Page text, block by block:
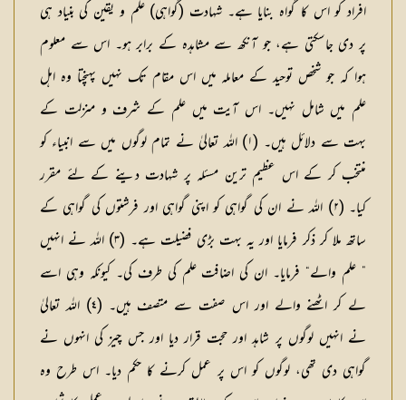
افراد کو اس کا گواہ بنایا ہے۔ شہادت (گواہی) علم و یقین کی بنیاد ہی
پر دی جاسکتی ہے، جو آنکھ سے مشاہدہ کے برابر ہو۔ اس سے معلوم
ہوا کہ جو شخص توحید کے معاملہ میں اس مقام تک نہیں پہنچتا وہ اہل
علم میں شامل نہیں۔ اس آیت میں علم کے شرف و منزلت کے
بہت سے دلائل ہیں۔ (١) اللہ تعالیٰ نے تمام لوگوں میں سے انبیاء کو
منتخب کر کے اس عظیم ترین مسئلہ پر شہادت دینے کے لئے مقرر
کیا۔ (٢) اللہ نے ان کی گواہی کو اپنی گواہی اور فرشتوں کی گواہی کے
ساتھ ملا کر ذکر فرمایا اور یہ بہت بڑی فضیلت ہے۔ (٣) اللہ نے انہیں
” علم والے“ فرمایا۔ ان کی اضافت علم کی طرف کی۔ کیونکہ وہی اسے
لے کر اٹھنے والے اور اس صفت سے متصف ہیں۔ (٤) اللہ تعالیٰ
نے انہیں لوگوں پر شاہد اور حجت قرار دیا اور جس چیز کی انہوں نے
گواہی دی تھی، لوگوں کو اس پر عمل کرنے کا حکم دیا۔ اس طرح وہ